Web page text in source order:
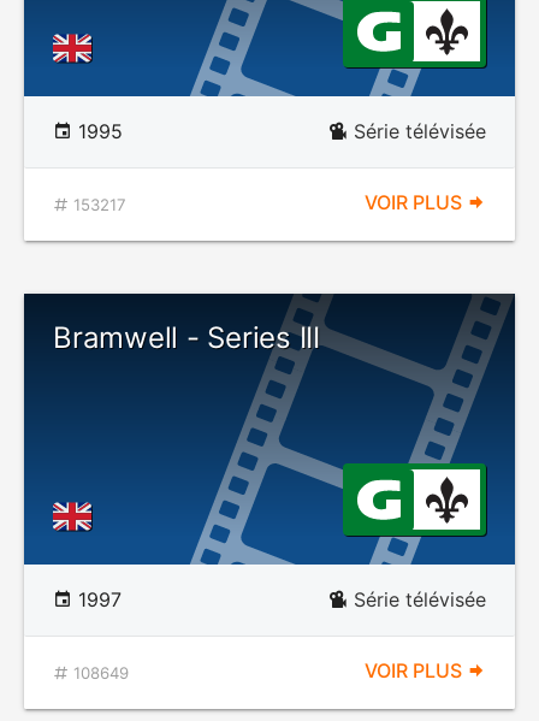
1995 Série télévisée
153217 VOIR PLUS
Bramwell - Series III
1997 Série télévisée
108649 VOIR PLUS